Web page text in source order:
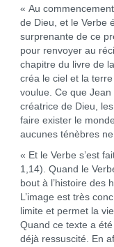
« Au
de Dieu, et le Verbe
surprenante de ce
pour renvoyer au
chapitre du livre de
créa le ciel et la
voulue. Ce que Jean
créatrice de Dieu,
faire exister le
aucunes ténèbres
« Et le Verbe s’est
1,14). Quand le
bout à l’histoire des
L’image est très
limite et permet la
Quand ce texte a
déjà ressuscité. En